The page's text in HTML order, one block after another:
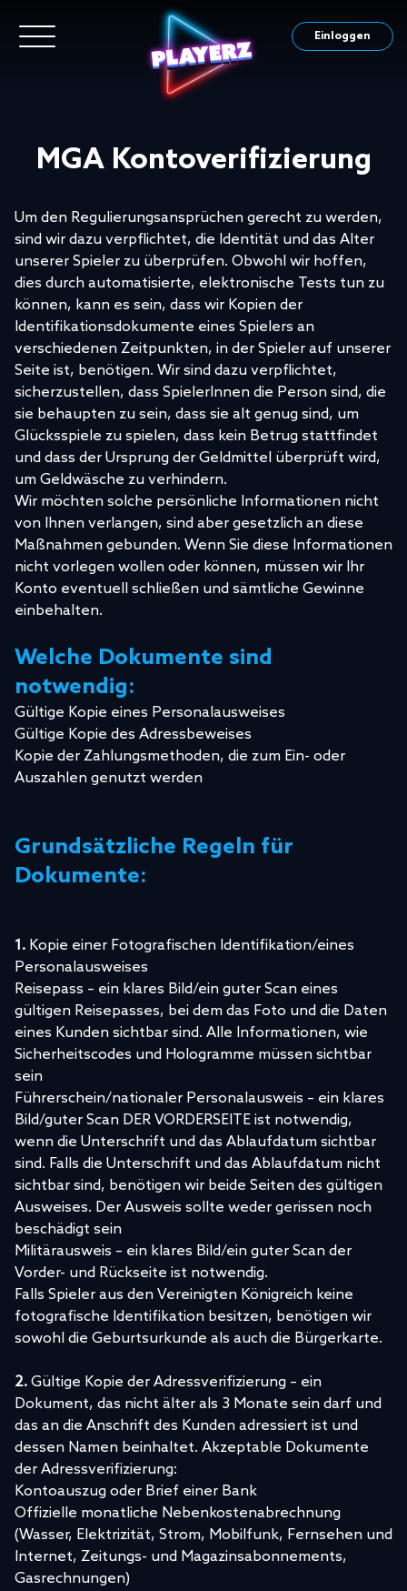
Einloggen
MGA Kontoverifizierung
Um den Regulierungsansprüchen gerecht zu werden,
sind wir dazu verpflichtet, die Identität und das Alter
unserer Spieler zu überprüfen. Obwohl wir hoffen,
dies durch automatisierte, elektronische Tests tun zu
können, kann es sein, dass wir Kopien der
Identifikationsdokumente eines Spielers an
verschiedenen Zeitpunkten, in der Spieler auf unserer
Seite ist, benötigen. Wir sind dazu verpflichtet,
sicherzustellen, dass SpielerInnen die Person sind, die
sie behaupten zu sein, dass sie alt genug sind, um
Glücksspiele zu spielen, dass kein Betrug stattfindet
und dass der Ursprung der Geldmittel überprüft wird,
um Geldwäsche zu verhindern.
Wir möchten solche persönliche Informationen nicht
von Ihnen verlangen, sind aber gesetzlich an diese
Maßnahmen gebunden. Wenn Sie diese Informationen
nicht vorlegen wollen oder können, müssen wir Ihr
Konto eventuell schließen und sämtliche Gewinne
einbehalten.
Welche Dokumente sind
notwendig:
Gültige Kopie eines Personalausweises
Gültige Kopie des Adressbeweises
Kopie der Zahlungsmethoden, die zum Ein- oder
Auszahlen genutzt werden
Grundsätzliche Regeln für
Dokumente:
1. Kopie einer Fotografischen Identifikation/eines
Personalausweises
Reisepass – ein klares Bild/ein guter Scan eines
gültigen Reisepasses, bei dem das Foto und die Daten
eines Kunden sichtbar sind. Alle Informationen, wie
Sicherheitscodes und Hologramme müssen sichtbar
sein
Führerschein/nationaler Personalausweis – ein klares
Bild/guter Scan DER VORDERSEITE ist notwendig,
wenn die Unterschrift und das Ablaufdatum sichtbar
sind. Falls die Unterschrift und das Ablaufdatum nicht
sichtbar sind, benötigen wir beide Seiten des gültigen
Ausweises. Der Ausweis sollte weder gerissen noch
beschädigt sein
Militärausweis – ein klares Bild/ein guter Scan der
Vorder- und Rückseite ist notwendig.
Falls Spieler aus den Vereinigten Königreich keine
fotografische Identifikation besitzen, benötigen wir
sowohl die Geburtsurkunde als auch die Bürgerkarte.
2. Gültige Kopie der Adressverifizierung – ein
Dokument, das nicht älter als 3 Monate sein darf und
das an die Anschrift des Kunden adressiert ist und
dessen Namen beinhaltet. Akzeptable Dokumente
der Adressverifizierung:
Kontoauszug oder Brief einer Bank
Offizielle monatliche Nebenkostenabrechnung
(Wasser, Elektrizität, Strom, Mobilfunk, Fernsehen und
Internet, Zeitungs- und Magazinsabonnements,
Gasrechnungen)